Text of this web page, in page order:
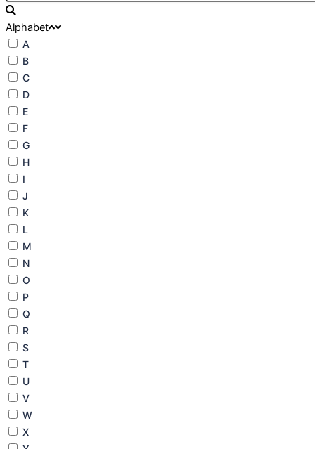
Alphabet
A
B
C
D
E
F
G
H
I
J
K
L
M
N
O
P
Q
R
S
T
U
V
W
X